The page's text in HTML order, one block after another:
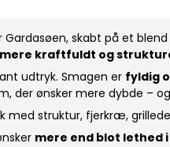
skabt på et
mere kraftfuldt og
udtryk. Smagen er fyldig
der ønsker mere dybde –
struktur, fjerkræ,
mere end blot lethed